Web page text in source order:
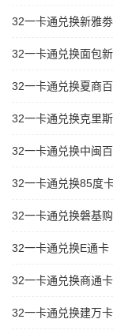
32一卡通兑换新雅劵
32一卡通兑换面包
32一卡通兑换夏商
32一卡通兑换克里
32一卡通兑换中闽
32一卡通兑换85度
32一卡通兑换磐基
32一卡通兑换E通卡
32一卡通兑换商通卡
32一卡通兑换建万